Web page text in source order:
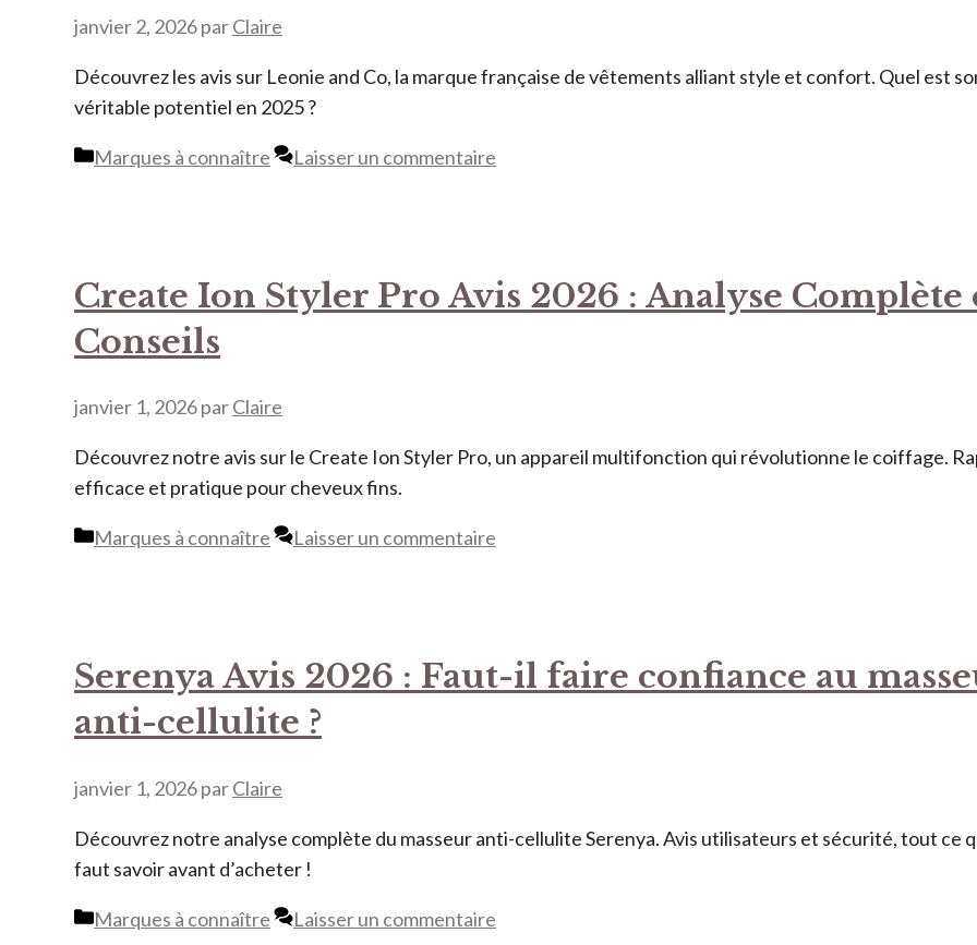
janvier 2, 2026parClaire
Découvrez les avis sur Leonie and Co, la marque française de vêtements alliant style et confort. Quel est
véritable potentiel en 2025 ?
Catégories
Marques à connaître Laisser un commentaire
Create Ion Styler Pro Avis 2026 : Analyse Complète
Conseils
janvier 1, 2026parClaire
Découvrez notre avis sur le Create Ion Styler Pro, un appareil multifonction qui révolutionne le coiffage.
efficace et pratique pour cheveux fins.
Catégories
Marques à connaître Laisser un commentaire
Serenya Avis 2026 : Faut-il faire confiance au
anti-cellulite ?
janvier 1, 2026parClaire
Découvrez notre analyse complète du masseur anti-cellulite Serenya. Avis utilisateurs et sécurité, tout ce
faut savoir avant d’acheter !
Catégories
Marques à connaître Laisser un commentaire